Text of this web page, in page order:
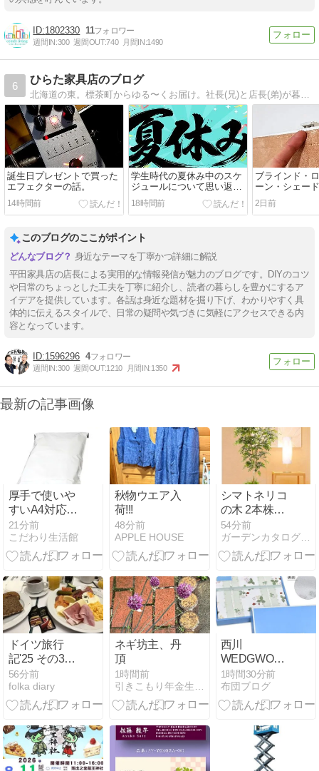
1802330 11
週間IN:300 週間OUT:740 月間IN:1490
6
ひらた家具店のブログ
誕生日プレゼントで買った
エフェクターの話。
14時間前
学生時代の夏休み中のスケ
ジュールについて思い返し
てみた、とゆー他愛のない
話（笑）
18時間前
ブラインド・
ーン・シェー
時の話。
2日前
このブログのここがポイント
身近なテーマを丁寧かつ詳細に解説
平田家具店の店長による実用的な情報発信が魅力のブログです。DIYのコツ
や日常のちょっとした工夫を丁寧に紹介し、読者の暮らしを豊かにするア
イデアを提供しています。各話は身近な題材を掘り下げ、わかりやすく具
体的に伝えるスタイルで、日常の疑問や気づきに気軽にアクセスできる内
容となっています。
1596296 4
週間IN:300 週間OUT:1210 月間IN:1350
最新の記事画像
厚手で使いや
すいA4対応宅
配袋500枚セ
ット
21分前
こだわり生活館
秋物ウエア入
荷!!!
48分前
APPLE HOUSE
シマトネリコ
の木 2本株立
装飾付180cm
の魅力と選び
方
54分前
ガーデンカタログ.com
ドイツ旅行
記'25 その30
＝フランクフ
ルト街歩き。
＝
56分前
folka diary
ネギ坊主、丹
頂
1時間前
西川
WEDGWOOD
綿毛布
WW8610 ウェ
ッジウッド・
ロベリー緑
1時間30分前
布団ブログ